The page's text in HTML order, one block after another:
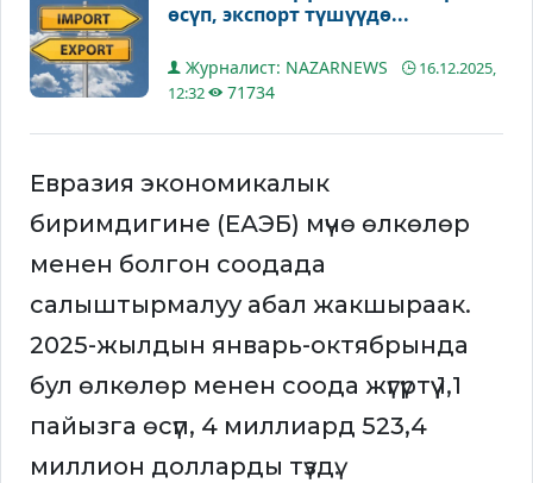
өсүп, экспорт түшүүдө...
Журналист: NAZARNEWS
16.12.2025,
12:32
71734
Евразия экономикалык
биримдигине (ЕАЭБ) мүчө өлкөлөр
менен болгон соодада
салыштырмалуу абал жакшыраак.
2025-жылдын январь-октябрында
бул өлкөлөр менен соода жүгүртүү 1,1
пайызга өсүп, 4 миллиард 523,4
миллион долларды түздү.